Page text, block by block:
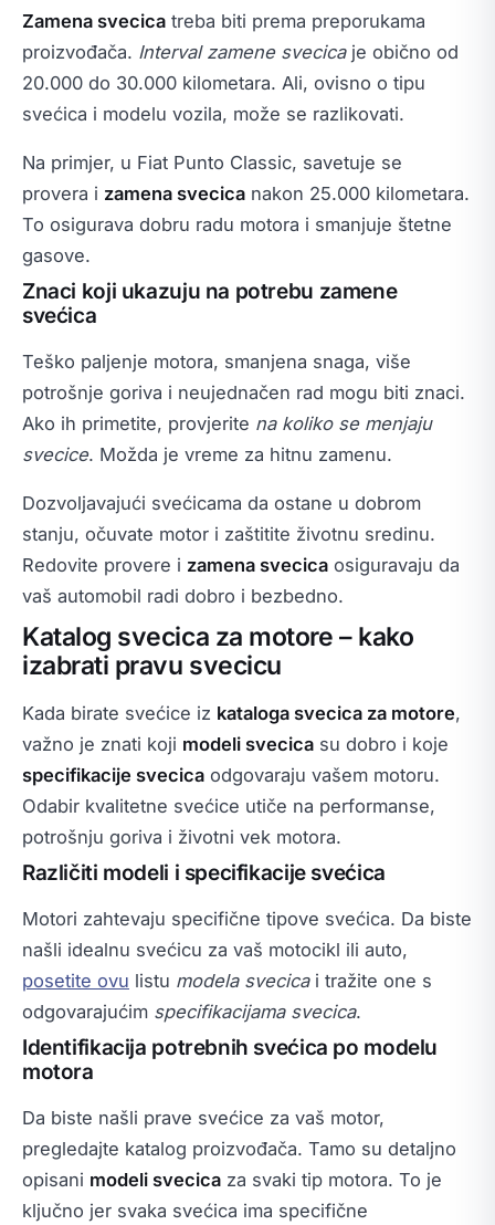
Zamena svecica treba biti prema preporukama
proizvođača. Interval zamene svecicaje obično od
20.000 do 30.000 kilometara. Ali, ovisno o tipu
svećica i modelu vozila, može se razlikovati.
Na primjer, u Fiat Punto Classic, savetuje se
provera i zamena svecica nakon 25.000 kilometara.
To osigurava dobru radu motora i smanjuje štetne
gasove.
Znaci koji ukazuju na potrebu zamene
svećica
Teško paljenje motora, smanjena snaga, više
potrošnje goriva i neujednačen rad mogu biti znaci.
Ako ih primetite, provjerite na koliko se menjaju
svecice. Možda je vreme za hitnu zamenu.
Dozvoljavajući svećicama da ostane u dobrom
stanju, očuvate motor i zaštitite životnu sredinu.
Redovite provere i zamena svecica osiguravaju da
vaš automobil radi dobro i bezbedno.
Katalog svecica za motore – kako
izabrati pravu svecicu
Kada birate svećice iz kataloga svecica za motore,
važno je znati koji modeli svecica su dobro i koje
specifikacije svecica odgovaraju vašem motoru.
Odabir kvalitetne svećice utiče na performanse,
potrošnju goriva i životni vek motora.
Različiti modeli i specifikacije svećica
Motori zahtevaju specifične tipove svećica. Da biste
našli idealnu svećicu za vaš motocikl ili auto,
posetite ovu listu modela svecicai tražite one s
odgovarajućim specifikacijama svecica.
Identifikacija potrebnih svećica po modelu
motora
Da biste našli prave svećice za vaš motor,
pregledajte katalog proizvođača. Tamo su detaljno
opisani modeli svecica za svaki tip motora. To je
ključno jer svaka svećica ima specifične